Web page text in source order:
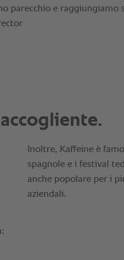
parecchio e raggiungiamo